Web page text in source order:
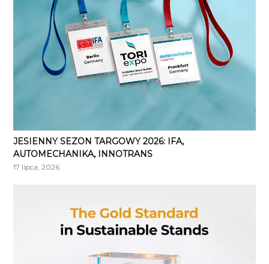
JESIENNY SEZON TARGOWY 2026: IFA,
AUTOMECHANIKA, INNOTRANS
17 lipca, 2026